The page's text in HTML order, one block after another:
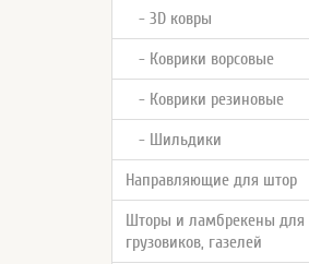
- 3D ковры
- Коврики ворсовые
- Коврики резиновые
- Шильдики
Направляющие для штор
Шторы и ламбрекены для
грузовиков, газелей